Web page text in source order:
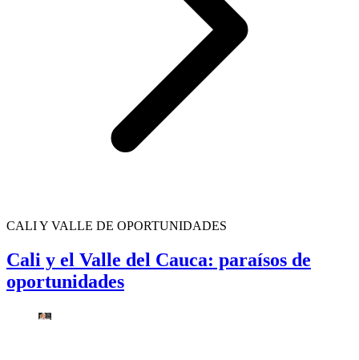
CALI Y VALLE DE OPORTUNIDADES
Cali y el Valle del Cauca: paraísos de
oportunidades